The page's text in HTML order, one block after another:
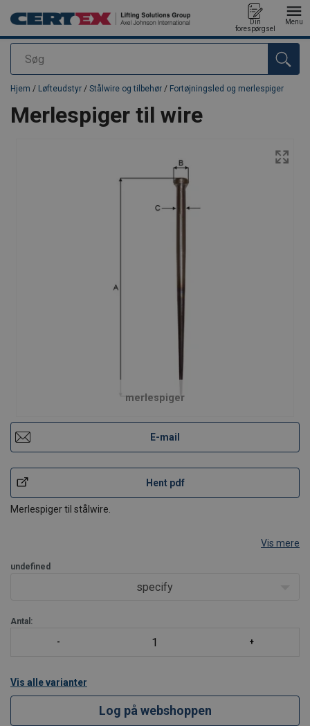
Søg
Din
forespørgsel
Menu
Produktet blev tilføjet til din forespørgsel
Hjem / Løfteudstyr / Stålwire og tilbehør / Fortøjningsled og merlespiger
Merlespiger til wire
merlespiger
E-mail
Hent pdf
Merlespiger til stålwire.
Vis mere
undefined
specify
Antal:
Vis alle varianter
Log på webshoppen